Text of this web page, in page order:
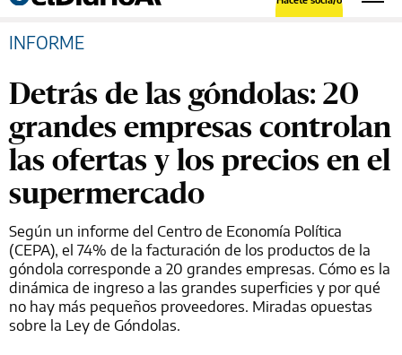
INFORME
Detrás de las góndolas: 20
grandes empresas controlan
las ofertas y los precios en el
supermercado
Según un informe del Centro de Economía Política
(CEPA), el 74% de la facturación de los productos de la
góndola corresponde a 20 grandes empresas. Cómo es la
dinámica de ingreso a las grandes superficies y por qué
no hay más pequeños proveedores. Miradas opuestas
sobre la Ley de Góndolas.